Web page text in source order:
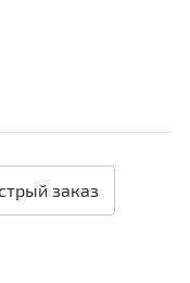
заказ